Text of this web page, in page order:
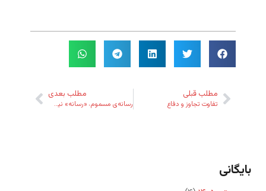
مطلب قبلی
تفاوت تجاوز و دفاع
مطلب بعدی
رسانه‌ی مسموم، «رسانه» نیست
بایگانی